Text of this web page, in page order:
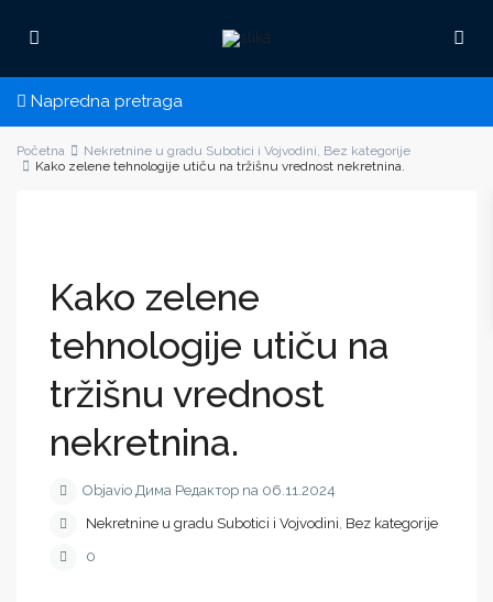
Napredna pretraga
Početna Nekretnine u gradu Subotici i Vojvodini, Bez kategorije
Kako zelene tehnologije utiču na tržišnu vrednost nekretnina.
Kako zelene
tehnologije utiču na
tržišnu vrednost
nekretnina.
Objavio Дима Редактор na 06.11.2024
Nekretnine u gradu Subotici i Vojvodini, Bez kategorije
0